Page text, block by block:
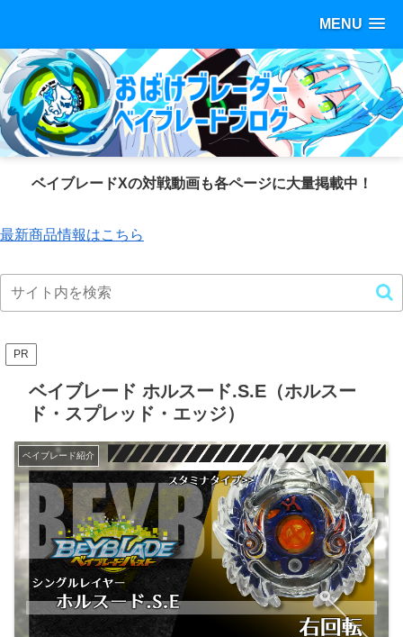
MENU
ベイブレードXの対戦動画も各ページに大量掲載中！
最新商品情報はこちら
PR
ベイブレード ホルスード.S.E（ホルスー
ド・スプレッド・エッジ）
ベイブレード紹介